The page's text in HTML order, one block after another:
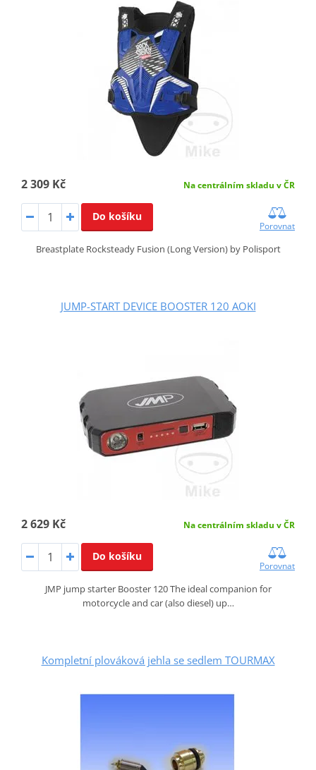
2 309 Kč Na centrálním skladu v ČR
Do košíku
Porovnat
Breastplate Rocksteady Fusion (Long Version) by Polisport
JUMP-START DEVICE BOOSTER 120 AOKI
2 629 Kč Na centrálním skladu v ČR
Do košíku
Porovnat
JMP jump starter Booster 120 The ideal companion for
motorcycle and car (also diesel) up…
Kompletní plováková jehla se sedlem TOURMAX